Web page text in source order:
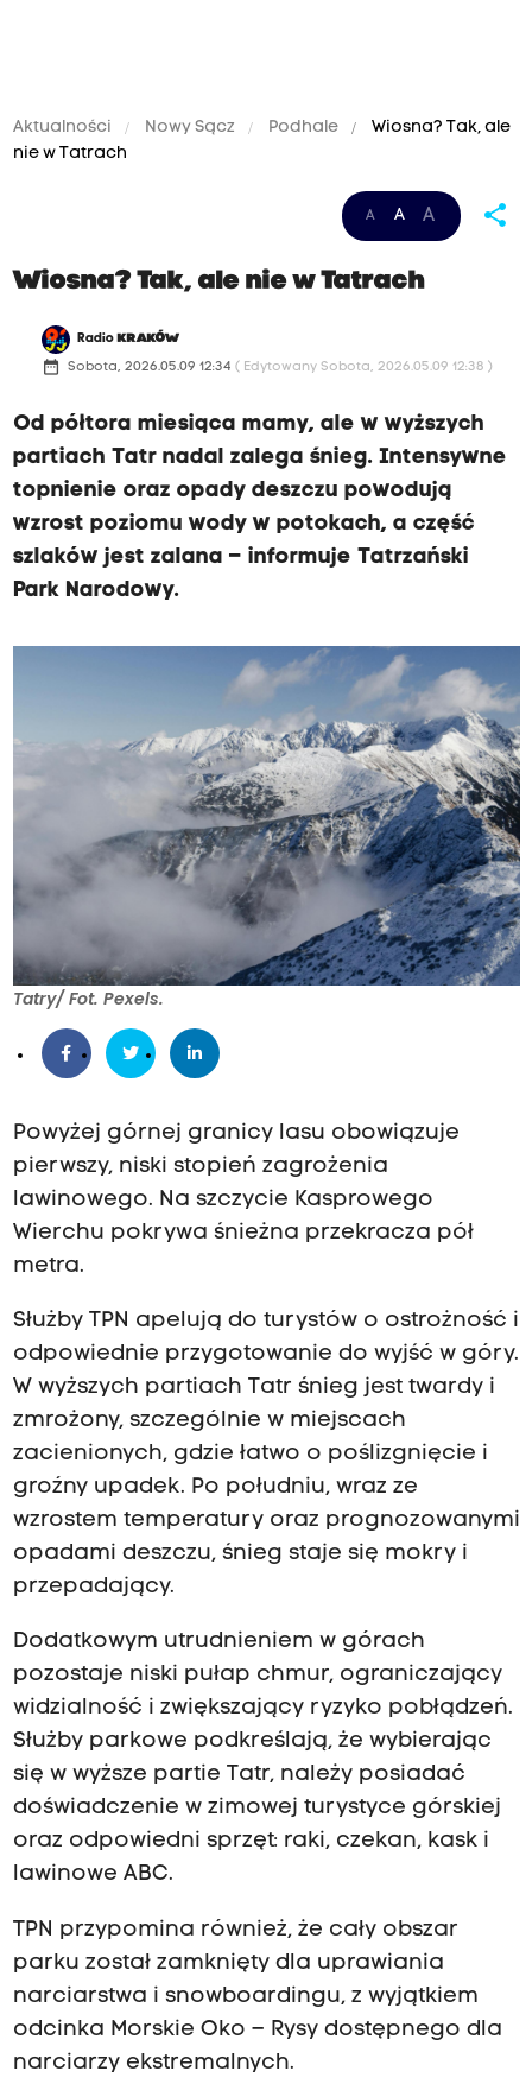
Aktualności Nowy Sącz Podhale
Wiosna? Tak, ale
nie w Tatrach
A A A share
Wiosna? Tak, ale nie w Tatrach
Radio KRAKÓW
date_range Sobota, 2026.05.09 12:34 ( Edytowany Sobota, 2026.05.09 12:38 )
Od półtora miesiąca mamy, ale w wyższych
partiach Tatr nadal zalega śnieg. Intensywne
topnienie oraz opady deszczu powodują
wzrost poziomu wody w potokach, a część
szlaków jest zalana – informuje Tatrzański
Park Narodowy.
Tatry/ Fot. Pexels.
Powyżej górnej granicy lasu obowiązuje
pierwszy, niski stopień zagrożenia
lawinowego. Na szczycie Kasprowego
Wierchu pokrywa śnieżna przekracza pół
metra.
Służby TPN apelują do turystów o ostrożność i
odpowiednie przygotowanie do wyjść w góry.
W wyższych partiach Tatr śnieg jest twardy i
zmrożony, szczególnie w miejscach
zacienionych, gdzie łatwo o poślizgnięcie i
groźny upadek. Po południu, wraz ze
wzrostem temperatury oraz prognozowanymi
opadami deszczu, śnieg staje się mokry i
przepadający.
Dodatkowym utrudnieniem w górach
pozostaje niski pułap chmur, ograniczający
widzialność i zwiększający ryzyko pobłądzeń.
Służby parkowe podkreślają, że wybierając
się w wyższe partie Tatr, należy posiadać
doświadczenie w zimowej turystyce górskiej
oraz odpowiedni sprzęt: raki, czekan, kask i
lawinowe ABC.
TPN przypomina również, że cały obszar
parku został zamknięty dla uprawiania
narciarstwa i snowboardingu, z wyjątkiem
odcinka Morskie Oko – Rysy dostępnego dla
narciarzy ekstremalnych.